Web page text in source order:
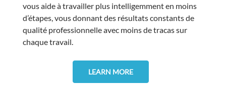
vous aide à travailler plus intelligemment en moins
d’étapes, vous donnant des résultats constants de
qualité professionnelle avec moins de tracas sur
chaque travail.
LEARN MORE